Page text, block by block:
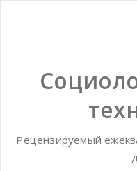
Рецензируемый